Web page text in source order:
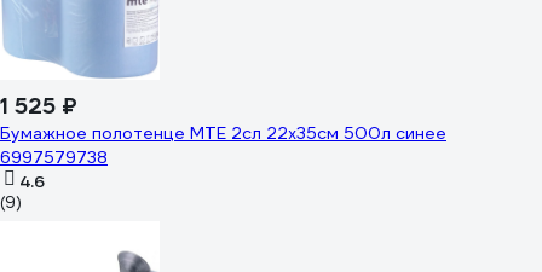
1 525 ₽
Бумажное полотенце MTE 2сл 22x35см 500л синее
6997579738
4.6
(9)